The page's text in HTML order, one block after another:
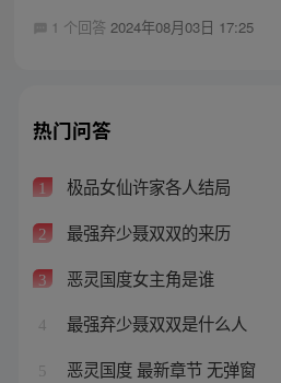
1 个回答 2024年08月03日 17:25
热门问答
1 极品女仙许家各人结局
2 最强弃少聂双双的来历
3 恶灵国度女主角是谁
4 最强弃少聂双双是什么人
5 恶灵国度 最新章节 无弹窗